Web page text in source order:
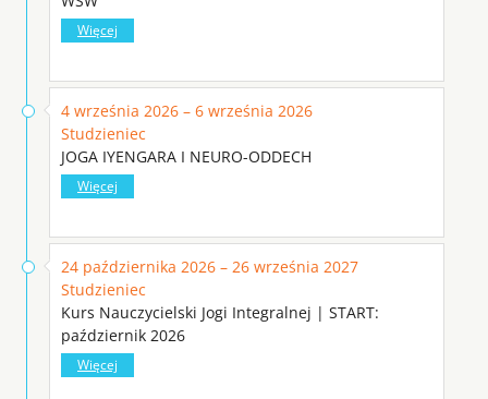
Więcej
4 września 2026 – 6 września 2026
Studzieniec
JOGA IYENGARA I NEURO-ODDECH
Więcej
24 października 2026 – 26 września 2027
Studzieniec
Kurs Nauczycielski Jogi Integralnej | START:
październik 2026
Więcej